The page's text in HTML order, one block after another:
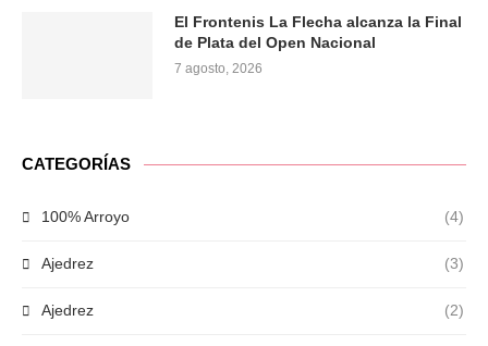
El Frontenis La Flecha alcanza la Final
de Plata del Open Nacional
7 agosto, 2026
CATEGORÍAS
100% Arroyo (4)
Ajedrez (3)
Ajedrez (2)